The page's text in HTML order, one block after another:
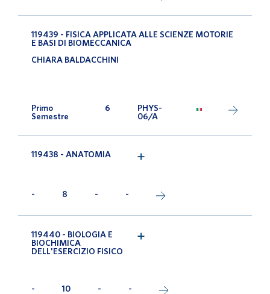
119439 - FISICA APPLICATA ALLE SCIENZE MOTORIE
E BASI DI BIOMECCANICA
CHIARA BALDACCHINI
Primo
Semestre
6
PHYS-
06/A
119438 - ANATOMIA
- 8 - -
119440 - BIOLOGIA E
BIOCHIMICA
DELL'ESERCIZIO FISICO
- 10 - -